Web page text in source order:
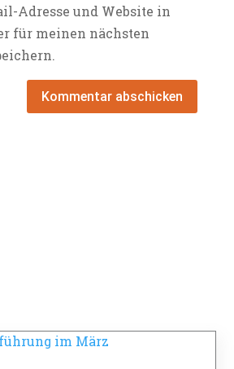
Adresse und Website in
für meinen nächsten
Kommentar abschicken